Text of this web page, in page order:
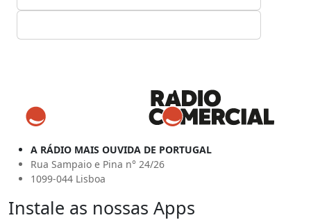
A RÁDIO MAIS OUVIDA DE PORTUGAL
Rua Sampaio e Pina n° 24/26
1099-044 Lisboa
Instale as nossas Apps